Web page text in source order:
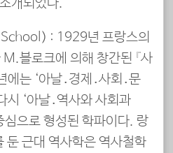
개되었다.
: 1929년 프랑스의
블로크에 의해 창간된 『사
에는 ‘아날․경제․사회․문
‘아날․역사와 사회과
심으로 형성된 학파이다. 랑
둔 근대 역사학은 역사철학